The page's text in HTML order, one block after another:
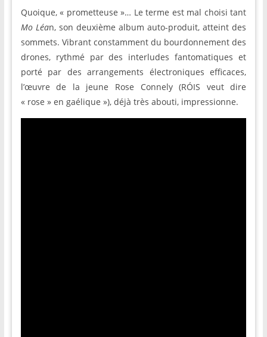
Quoique, « prometteuse »… Le terme est mal choisi tant
Mo Léan, son deuxième album auto-produit, atteint des
sommets. Vibrant constamment du bourdonnement des
drones, rythmé par des interludes fantomatiques et
porté par des arrangements électroniques efficaces,
l’œuvre de la jeune Rose Connely (RÓIS veut dire
« rose » en gaélique »), déjà très abouti, impressionne.